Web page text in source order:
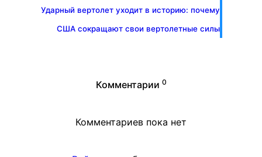
Ударный вертолет уходит в историю: почему
США сокращают свои вертолетные силы
Комментарии 0
Комментариев пока нет